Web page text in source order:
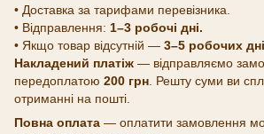
• Доставка за тарифами перевізника.
• Відправлення: 1–3 робочі дні.
• Якщо товар відсутній — 3–5 робочих
Накладений платіж — відправляємо
передоплатою 200 грн . Решту суми ви
отриманні на пошті.
Повна оплата — оплатити замовлення